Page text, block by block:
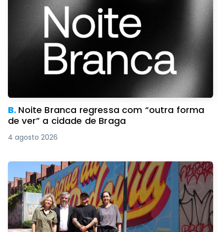
B. Noite Branca regressa com “outra forma
de ver” a cidade de Braga
4 agosto 2026